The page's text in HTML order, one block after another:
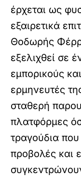
έρχεται ως
εξαιρετικά
Θοδωρής
εξελιχθεί σε
εμπορικούς
ερμηνευτές
σταθερή
πλατφόρμες
τραγούδια
προβολές και